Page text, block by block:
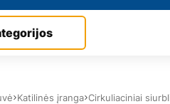
Katilinės įranga Cirkuliaciniai